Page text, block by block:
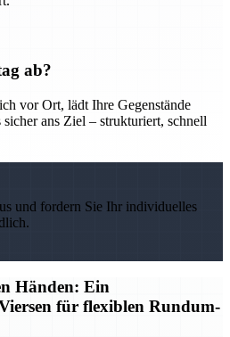
ab?
vor Ort, lädt Ihre Gegenstände
ans Ziel – strukturiert, schnell
und fordern Sie Ihr individuelles
Händen: Ein
für flexiblen Rundum-